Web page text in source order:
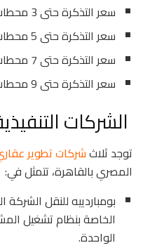
سعر التذكرة حتى 3 محطات 15 جنيها.
سعر التذكرة حتى 5 محطات 20 جنيها.
سعر التذكرة حتى 7 محطات 25 جنيها.
سعر التذكرة حتى 9 محطات 35 جنيها .
الشركات
توجد ثلاثشركات تطوير
المصري بالقاهرة، تتمثل في:
بومباردييه للنقل
الخاصة بنظام تشغيل
الواحدة.